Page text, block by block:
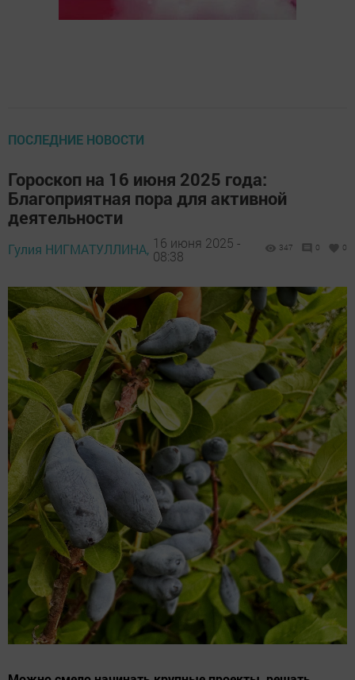
ПОСЛЕДНИЕ НОВОСТИ
Гороскоп на 16 июня 2025 года:
Благоприятная пора для активной
деятельности
Гулия НИГМАТУЛЛИНА, 16 июня 2025 -
08:38
347 0 0